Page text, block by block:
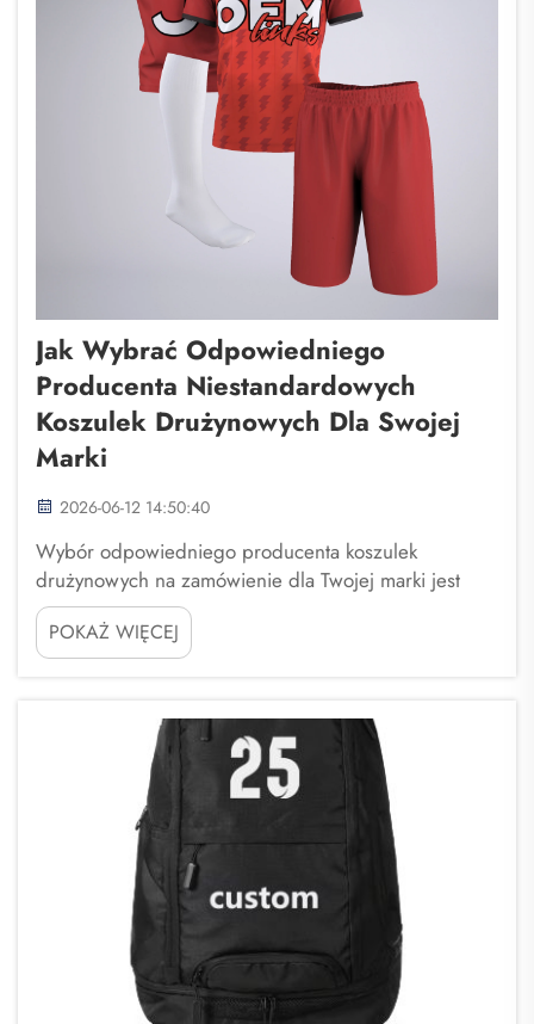
Jak Wybrać Odpowiedniego
Producenta Niestandardowych
Koszulek Drużynowych Dla Swojej
Marki
2026-06-12 14:50:40
Wybór odpowiedniego producenta koszulek
drużynowych na zamówienie dla Twojej marki jest
niezwykle ważny. Chcesz koszulek, które dobrze
wyglądają, są wygodne w noszeniu i dobrze
reprezentują Twoją markę. Przy tak wielu dostępnych
Fuzhou Saipulang T...
POKAŻ WIĘCEJ